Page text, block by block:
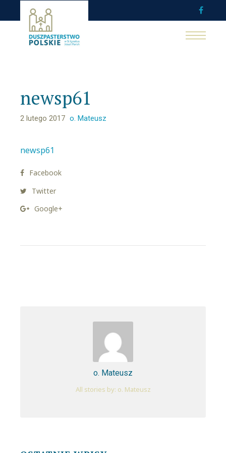
newsp61
2 lutego 2017 o. Mateusz
newsp61
Facebook
Twitter
Google+
o. Mateusz
All stories by: o. Mateusz